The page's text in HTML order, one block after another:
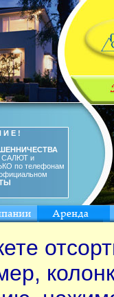
И Е !
САЛЮТ и
по телефонам